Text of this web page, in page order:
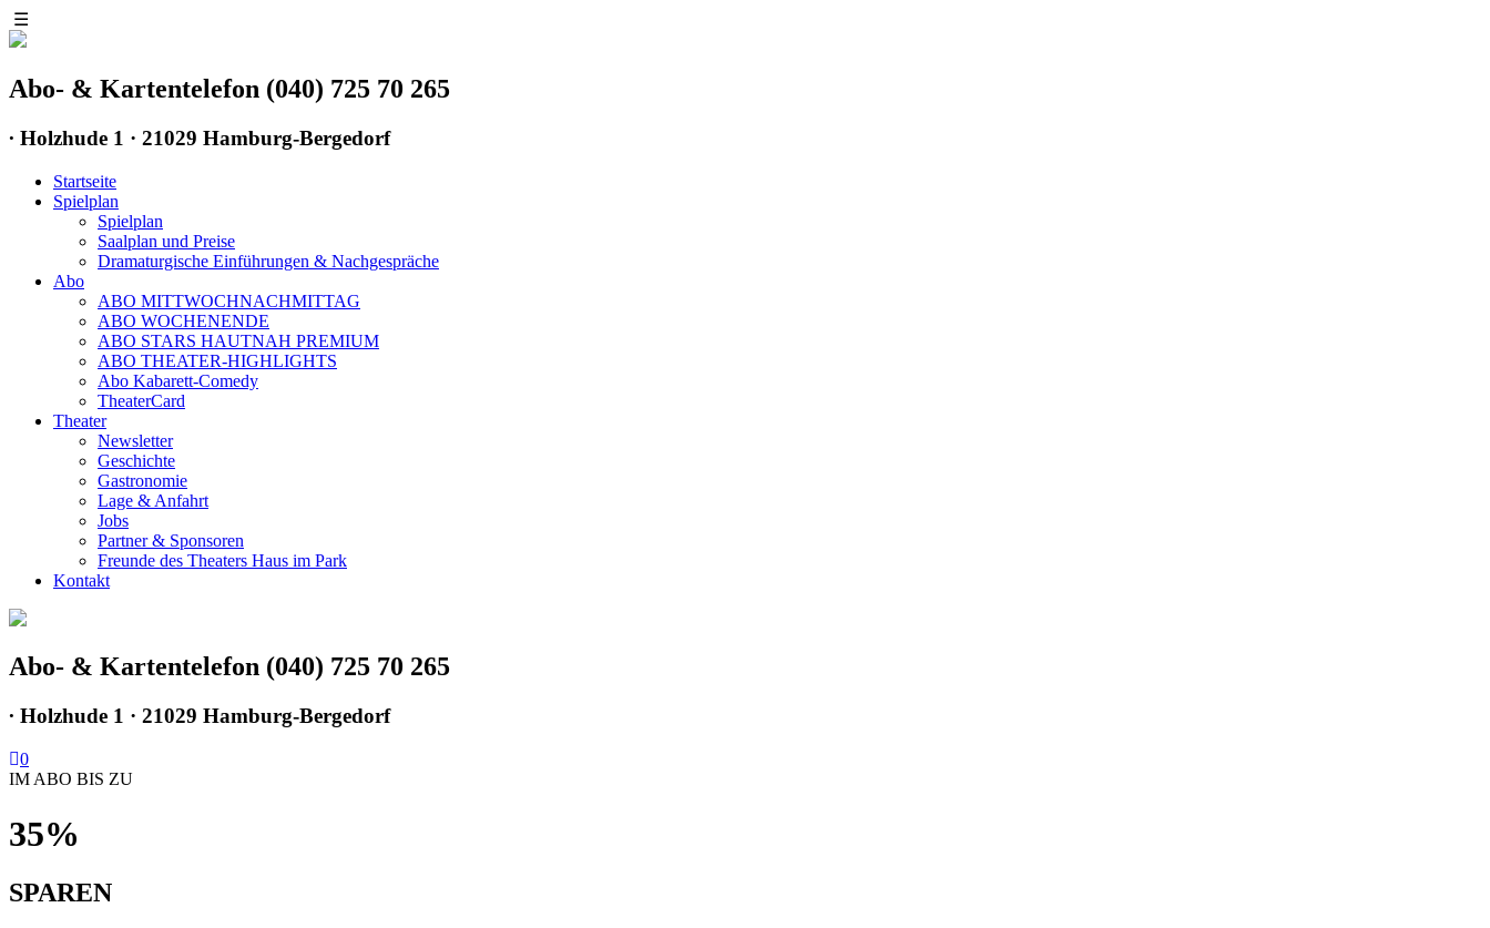
☰
Abo- & Kartentelefon (040) 725 70 265
∙ Holzhude 1 · 21029 Hamburg-Bergedorf
Startseite
Spielplan
Spielplan
Saalplan und Preise
Dramaturgische Einführungen & Nachgespräche
Abo
ABO MITTWOCHNACHMITTAG
ABO WOCHENENDE
ABO STARS HAUTNAH PREMIUM
ABO THEATER-HIGHLIGHTS
Abo Kabarett-Comedy
TheaterCard
Theater
Newsletter
Geschichte
Gastronomie
Lage & Anfahrt
Jobs
Partner & Sponsoren
Freunde des Theaters Haus im Park
Kontakt
Abo- & Kartentelefon (040) 725 70 265
∙ Holzhude 1 · 21029 Hamburg-Bergedorf
0
IM ABO BIS ZU
35%
SPAREN